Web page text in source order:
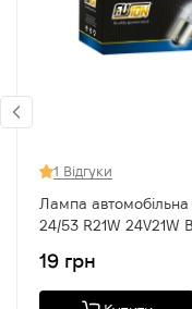
1 Відгуки
Лампа автомобільна
24/53 R21W 24V21W
19 грн